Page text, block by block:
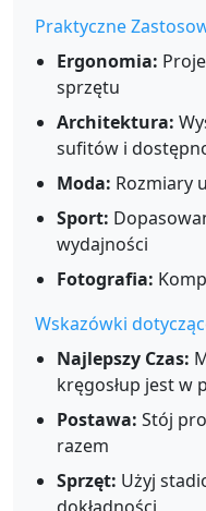
Praktyczne
Ergonomia:
sprzętu
Architektura:
sufitów i
Moda: Rozmiary
Sport:
wydajności
Fotografia:
Wskazówki
Najlepszy Czas:
kręgosłup jest w
Postawa: Stój
razem
Sprzęt: Użyj